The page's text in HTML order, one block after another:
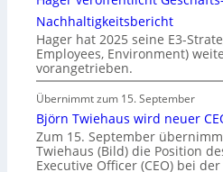
d
e
r
m
m
o
b
Nachhaltigkeitsbericht
Hager hat 2025 seine E3-
Employees, Environment)
vorangetrieben.
Übernimmt zum 15. September
Björn Twiehaus wird neuer
Zum 15. September
Twiehaus (Bild) die Position
Executive Officer (CEO) bei